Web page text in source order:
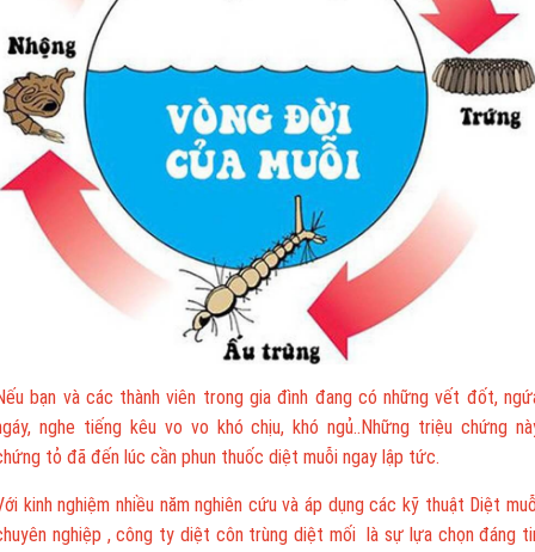
bạn và các thành viên trong gia đình đang có những vết đốt,
nghe tiếng kêu vo vo khó chịu, khó ngủ..Những triệu chứng
tỏ đã đến lúc cần phun thuốc diệt muỗi ngay lập tức.
kinh nghiệm nhiều năm nghiên cứu và áp dụng các kỹ thuật Diệt
nghiệp , công ty diệt côn trùng diệt mối là sự lựa chọn đáng